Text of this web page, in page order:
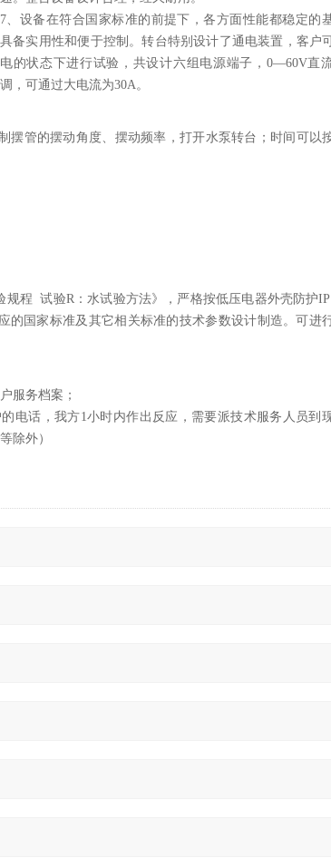
7、设备在符合国家标准的前提下，各方面性能都稳定的
具备实用性和便于控制。转台特别设计了通电装置，客户
电的状态下进行试验，共设计六组电源端子，0—60V直
调，可通过大电流为30A。
摆管的摆动角度、摆动频率，打开水泵转台；时间可以
规程 试验R：水试验方法》，严格按低压电器外壳防护
的国家标准及其它相关标准的技术参数设计制造。可进
服务档案；
电话，我方1小时内作出反应，需要派技术服务人员到
除外）